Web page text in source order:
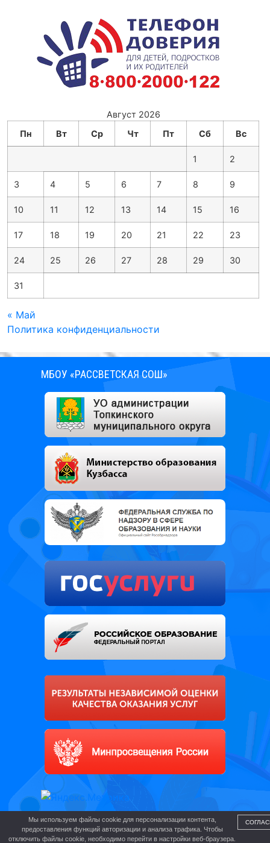
Август 2026
Пн
Вт Ср Чт Пт Сб Вс
1 2
3 4 5 6 7 8 9
10 11 12 13 14 15 16
17 18 19 20 21 22 23
24 25 26 27 28 29 30
31
« Май
Политика конфиденциальности
МБОУ «РАССВЕТСКАЯ СОШ»
Мы используем файлы cookie для персонализации контента,
предоставления функций авторизации и анализа трафика. Чтобы
отключить файлы cookie, необходимо перейти в настройки веб-браузера.